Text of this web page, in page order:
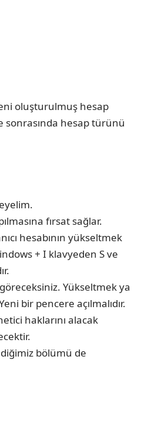
oluşturulmuş hesap
sonrasında hesap türünü
fırsat sağlar.
hesabının yükseltmek
+ I klavyeden S ve
Yükseltmek ya
bir pencere açılmalıdır.
haklarını alacak
bölümü de